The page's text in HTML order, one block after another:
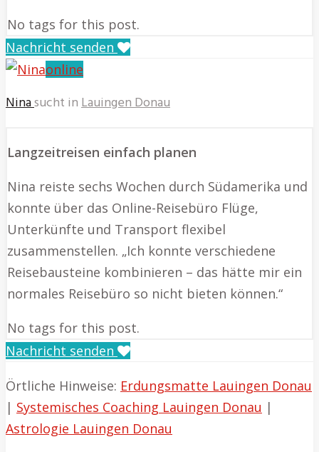
No tags for this post.
Nachricht senden
online
Ninasucht inLauingen Donau
Langzeitreisen einfach planen
Nina reiste sechs Wochen durch Südamerika und
konnte über das Online-Reisebüro Flüge,
Unterkünfte und Transport flexibel
zusammenstellen. „Ich konnte verschiedene
Reisebausteine kombinieren – das hätte mir ein
normales Reisebüro so nicht bieten können.“
No tags for this post.
Nachricht senden
Örtliche Hinweise: Erdungsmatte Lauingen Donau
| Systemisches Coaching Lauingen Donau |
Astrologie Lauingen Donau